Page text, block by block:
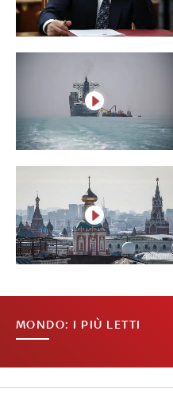
MONDO: I PIÙ LETTI